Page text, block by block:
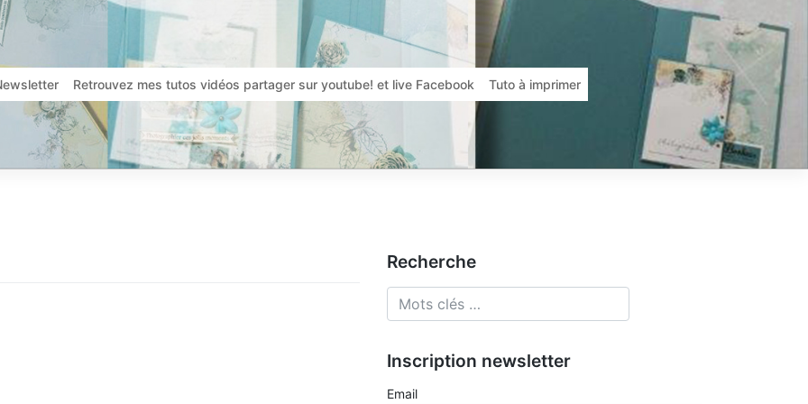
Retrouvez mes tutos vidéos partager sur youtube! et live Facebook Tuto à imprimer
Recherche
Inscription newsletter
Email